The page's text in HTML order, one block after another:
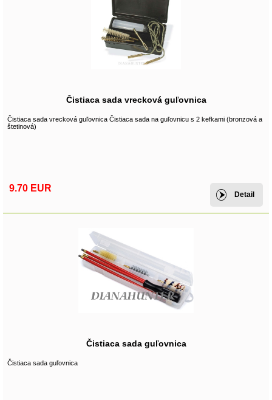
Čistiaca sada vrecková guľovnica
Čistiaca sada vrecková guľovnica Čistiaca sada na guľovnicu s 2 kefkami (bronzová a
štetinová)
9.70 EUR
Detail
Čistiaca sada guľovnica
Čistiaca sada guľovnica